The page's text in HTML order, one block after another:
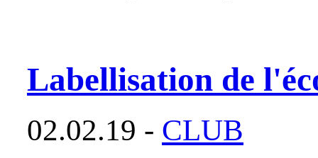
Labellisation de
02.02.19 - CLUB